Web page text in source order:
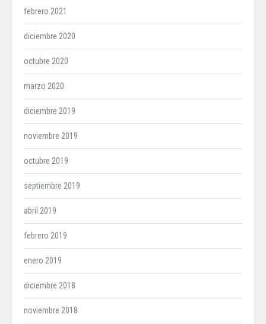
febrero 2021
diciembre 2020
octubre 2020
marzo 2020
diciembre 2019
noviembre 2019
octubre 2019
septiembre 2019
abril 2019
febrero 2019
enero 2019
diciembre 2018
noviembre 2018